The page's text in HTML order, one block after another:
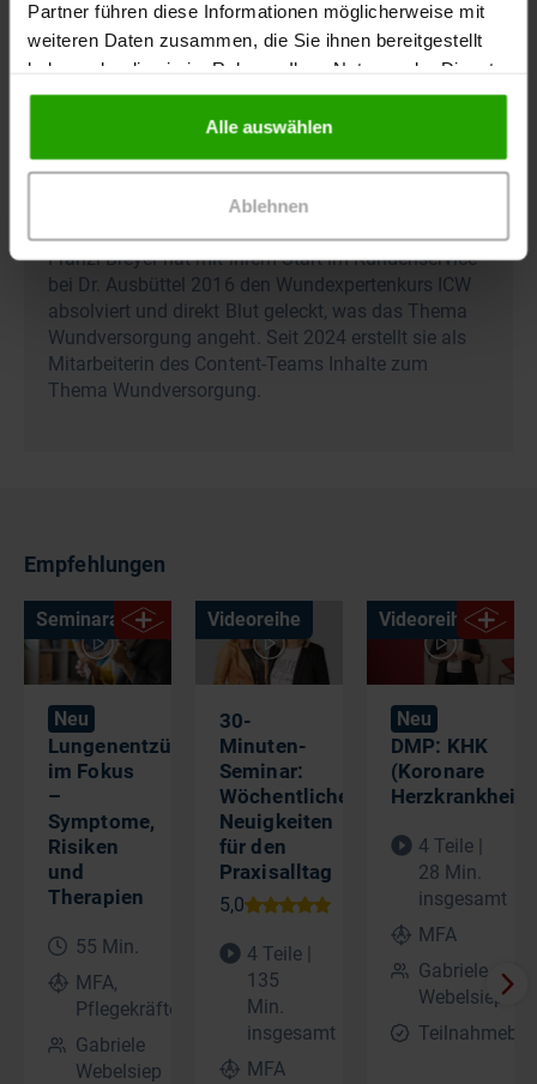
Partner führen diese Informationen möglicherweise mit
weiteren Daten zusammen, die Sie ihnen bereitgestellt
haben oder die sie im Rahmen Ihrer Nutzung der Dienste
gesammelt haben.
Alle auswählen
Ablehnen
Franzi Breyer hat mit ihrem Start im Kundenservice
bei Dr. Ausbüttel 2016 den Wundexpertenkurs ICW
absolviert und direkt Blut geleckt, was das Thema
Wundversorgung angeht. Seit 2024 erstellt sie als
Mitarbeiterin des Content-Teams Inhalte zum
Thema Wundversorgung.
Empfehlungen
Neu
Lungenentzündung
im Fokus
–
Symptome,
Risiken
und
Therapien​
55 Min.
MFA,
Pflegekräfte
Gabriele
Webelsiep
Seminaraufzeichnung
30-
Minuten-
Seminar:
Wöchentliche
Neuigkeiten
für den
Praxisalltag
4 Teile |
135
Min.
insgesamt
MFA
Videoreihe
Neu
DMP: KHK
(Koronare
Herzkrankheit)
4 Teile |
28 Min.
insgesamt
MFA
Gabriele
Webelsiep
Videoreihe